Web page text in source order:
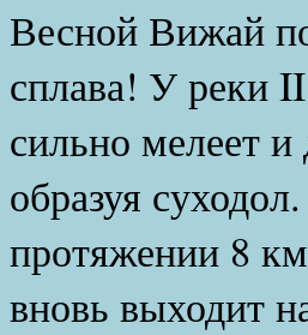
Весной Вижай
сплава! У реки
сильно мелеет и
образуя
протяжении 8
вновь выходит